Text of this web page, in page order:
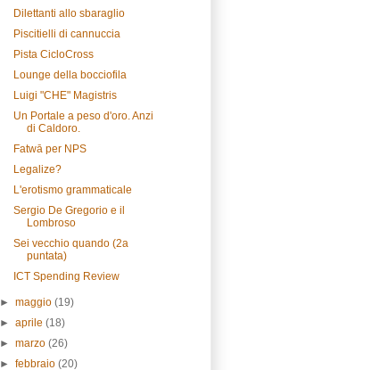
Dilettanti allo sbaraglio
Piscitielli di cannuccia
Pista CicloCross
Lounge della bocciofila
Luigi "CHE" Magistris
Un Portale a peso d'oro. Anzi
di Caldoro.
Fatwā per NPS
Legalize?
L'erotismo grammaticale
Sergio De Gregorio e il
Lombroso
Sei vecchio quando (2a
puntata)
ICT Spending Review
►maggio(19)
►aprile(18)
►marzo(26)
►febbraio(20)